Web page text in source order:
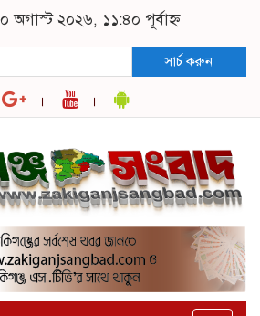
অগাস্ট ২০২৬, ১১:৪০ পূর্বাহ্ন
সার্চ করুন